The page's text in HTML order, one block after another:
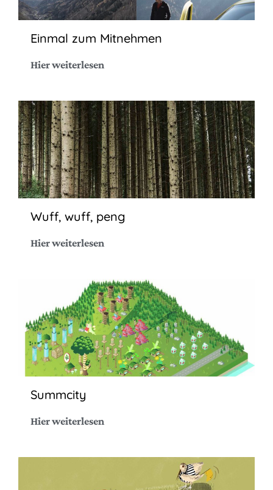
Einmal zum Mitnehmen
Hier weiterlesen
Wuff, wuff, peng
Hier weiterlesen
Summcity
Hier weiterlesen